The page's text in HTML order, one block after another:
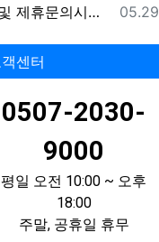
등록
05.29
마사지탑 영업시간 및 제휴문의시간 안내
센터
0507-2030-
9000
평일 오전 10:00 ~ 오후
18:00
주말, 공휴일 휴무